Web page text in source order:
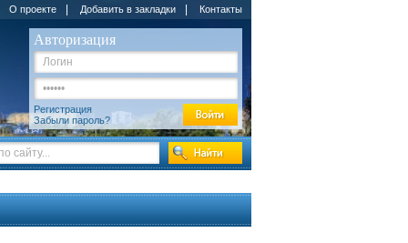
О проекте Добавить в закладки Контакты
Авторизация
Регистрация
Забыли пароль?